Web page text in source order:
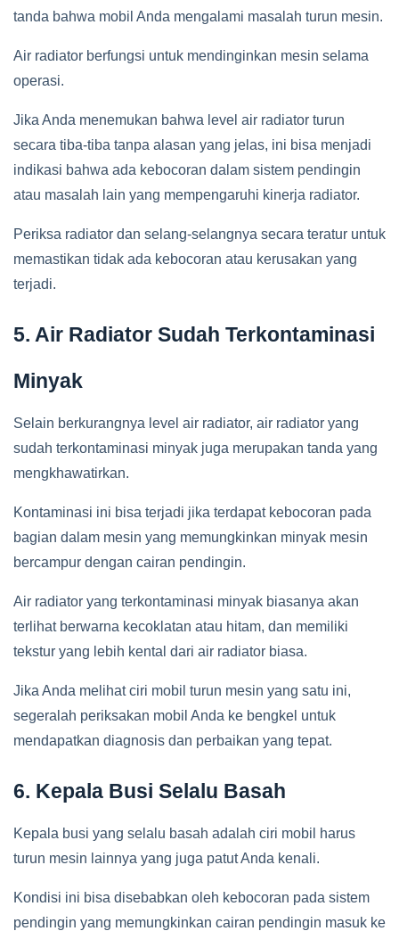
tanda bahwa mobil Anda mengalami masalah turun mesin.
Air radiator berfungsi untuk mendinginkan mesin selama
operasi.
Jika Anda menemukan bahwa level air radiator turun
secara tiba-tiba tanpa alasan yang jelas, ini bisa menjadi
indikasi bahwa ada kebocoran dalam sistem pendingin
atau masalah lain yang mempengaruhi kinerja radiator.
Periksa radiator dan selang-selangnya secara teratur untuk
memastikan tidak ada kebocoran atau kerusakan yang
terjadi.
5. Air Radiator Sudah Terkontaminasi
Minyak
Selain berkurangnya level air radiator, air radiator yang
sudah terkontaminasi minyak juga merupakan tanda yang
mengkhawatirkan.
Kontaminasi ini bisa terjadi jika terdapat kebocoran pada
bagian dalam mesin yang memungkinkan minyak mesin
bercampur dengan cairan pendingin.
Air radiator yang terkontaminasi minyak biasanya akan
terlihat berwarna kecoklatan atau hitam, dan memiliki
tekstur yang lebih kental dari air radiator biasa.
Jika Anda melihat ciri mobil turun mesin yang satu ini,
segeralah periksakan mobil Anda ke bengkel untuk
mendapatkan diagnosis dan perbaikan yang tepat.
6. Kepala Busi Selalu Basah
Kepala busi yang selalu basah adalah ciri mobil harus
turun mesin lainnya yang juga patut Anda kenali.
Kondisi ini bisa disebabkan oleh kebocoran pada sistem
pendingin yang memungkinkan cairan pendingin masuk ke